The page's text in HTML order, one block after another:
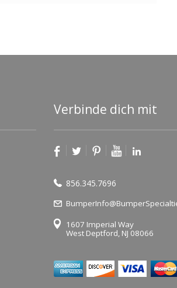
Verbinde dich mit
856.345.7696
1607 Imperial Way
West Deptford, NJ 08066